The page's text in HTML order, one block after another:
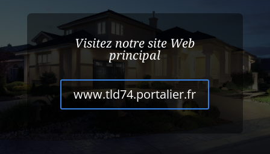
Visitez notre site Web
principal
www.tld74.portalier.fr